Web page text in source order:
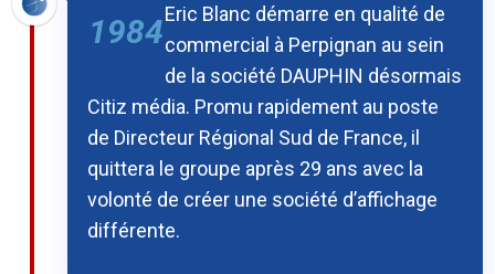
1984Eric Blanc démarre en qualité de
commercial à Perpignan au sein
de la société DAUPHIN désormais
Citiz média. Promu rapidement au poste
de Directeur Régional Sud de France, il
quittera le groupe après 29 ans avec la
volonté de créer une société d’affichage
différente.